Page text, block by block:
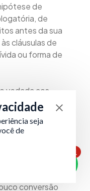
de
de
antes da sua
cláusulas de
ou forma de
vedada aos
Falências),
dos
a alienação de
ou
conversão
1
seja
de